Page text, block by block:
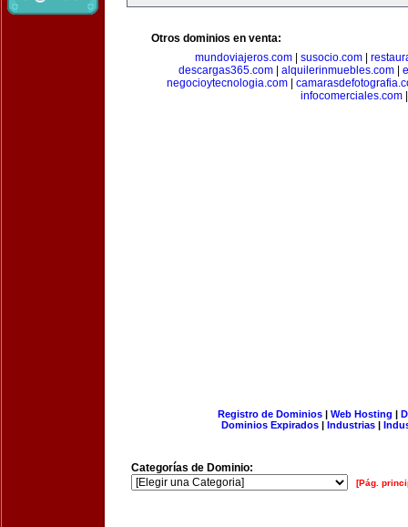
Otros dominios en venta:
mundoviajeros.com| susocio.com|
descargas365.com| alquilerinmuebles.com|
negocioytecnologia.com
infocomerciales.com
Registro de Dominios| Web Hosting |
Dominios Expirados | Industrias |
Categorías de Dominio:
[Pág.